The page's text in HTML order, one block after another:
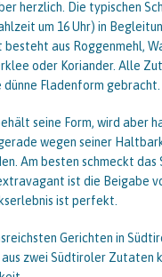
herzlich. Die typischen
um 16 Uhr) in
aus Roggenmehl,
oder Koriander. Alle
Fladenform gebracht.
seine Form, wird aber
wegen seiner
Am besten schmeckt
ist die Beigabe
ist perfekt.
Gerichten in
zwei Südtiroler Zutaten